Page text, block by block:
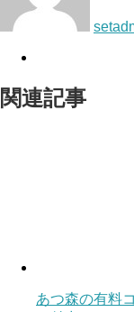
関連記事
あつ森の有料